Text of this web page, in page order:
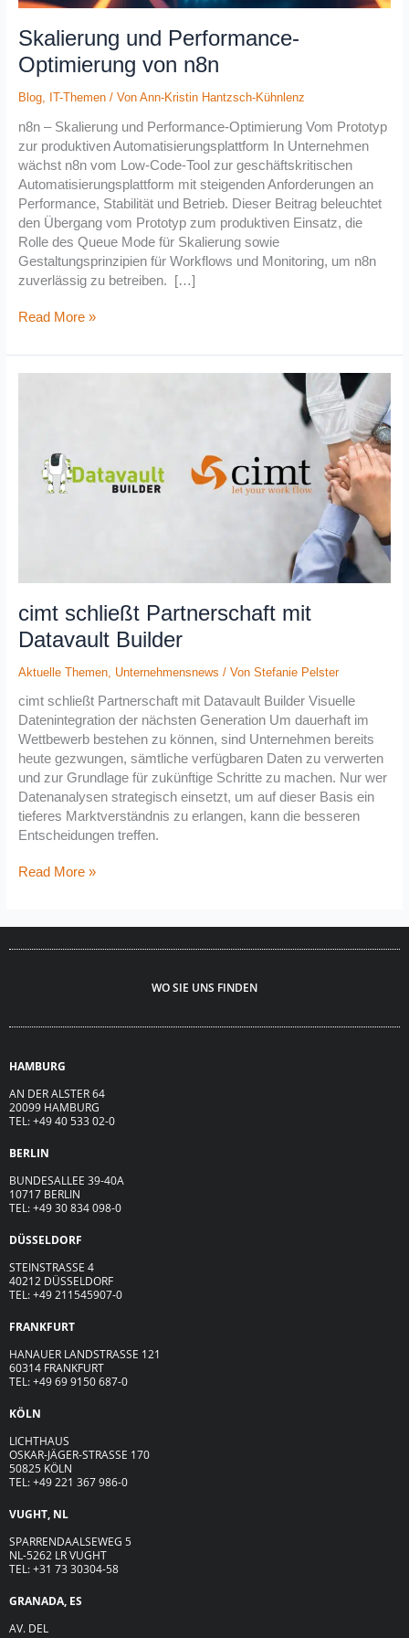
Skalierung und Performance-
Optimierung von n8n
Blog, IT-Themen/ Von Ann-Kristin Hantzsch-Kühnlenz
n8n – Skalierung und Performance-Optimierung Vom Prototyp
zur produktiven Automatisierungsplattform In Unternehmen
wächst n8n vom Low-Code-Tool zur geschäftskritischen
Automatisierungsplattform mit steigenden Anforderungen an
Performance, Stabilität und Betrieb. Dieser Beitrag beleuchtet
den Übergang vom Prototyp zum produktiven Einsatz, die
Rolle des Queue Mode für Skalierung sowie
Gestaltungsprinzipien für Workflows und Monitoring, um n8n
zuverlässig zu betreiben. […]
Read More »
cimt schließt Partnerschaft mit
Datavault Builder
Aktuelle Themen, Unternehmensnews / Von Stefanie Pelster
cimt schließt Partnerschaft mit Datavault Builder Visuelle
Datenintegration der nächsten Generation Um dauerhaft im
Wettbewerb bestehen zu können, sind Unternehmen bereits
heute gezwungen, sämtliche verfügbaren Daten zu verwerten
und zur Grundlage für zukünftige Schritte zu machen. Nur wer
Datenanalysen strategisch einsetzt, um auf dieser Basis ein
tieferes Marktverständnis zu erlangen, kann die besseren
Entscheidungen treffen.
Datavault
Builder
Read More »
WO SIE UNS FINDEN
HAMBURG
AN DER ALSTER 64
20099 HAMBURG
TEL: +49 40 533 02-0
BERLIN
BUNDESALLEE 39-40A
10717 BERLIN
TEL: +49 30 834 098-0
DÜSSELDORF
STEINSTRASSE 4
40212 DÜSSELDORF
TEL: +49 211545907-0
FRANKFURT
HANAUER LANDSTRASSE 121
60314 FRANKFURT
TEL: +49 69 9150 687-0
KÖLN
LICHTHAUS
OSKAR-JÄGER-STRASSE 170
50825 KÖLN
TEL: +49 221 367 986-0
VUGHT, NL
SPARRENDAALSEWEG 5
NL-5262 LR VUGHT
TEL: +31 73 30304-58
GRANADA, ES
AV. DEL